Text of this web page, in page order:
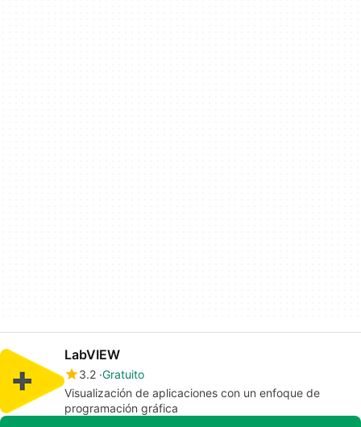
LabVIEW
3.2 Gratuito
Visualización de aplicaciones con un enfoque de
programación gráfica